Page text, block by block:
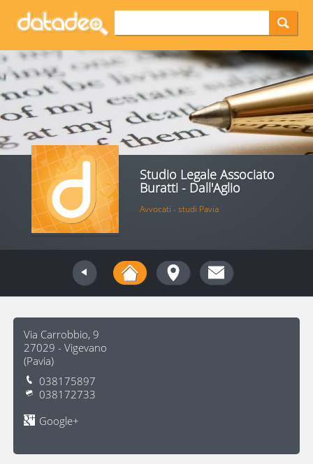
Studio Legale Associato
Buratti - Dall'Aglio
Avvocati - studi Pavia
Via Carrobbio, 9
27029 - Vigevano
(Pavia)
038175897
038172733
Google+